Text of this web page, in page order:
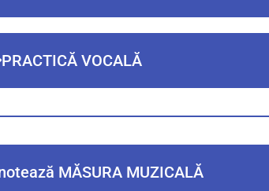
PRACTICĂ VOCALĂ
MĂSURA MUZICALĂ